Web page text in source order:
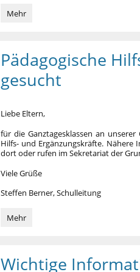
Aktuelles
Mehr
Pädagogische
gesucht
Liebe Eltern,
für die Ganztagesklassen an
Hilfs- und Ergänzungskräfte. Nähere
dort oder rufen im Sekretariat der
Viele Grüße
Steffen Berner, Schulleitung
Pädagogische
gesucht:
Mehr
Wichtige